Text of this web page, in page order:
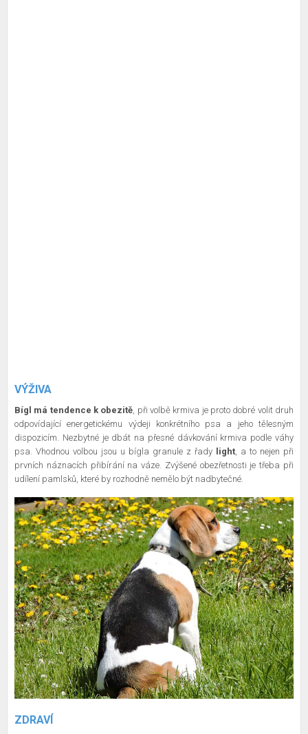
VÝŽIVA
Bígl má tendence k obezitě, při volbě krmiva je proto dobré volit druh
odpovídající energetickému výdeji konkrétního psa a jeho tělesným
dispozicím. Nezbytné je dbát na přesné dávkování krmiva podle váhy
psa. Vhodnou volbou jsou u bígla granule z řady
light, a to nejen při
prvních náznacích přibírání na váze. Zvýšené obezřetnosti je třeba při
udílení pamlsků, které by rozhodně nemělo být nadbytečné.
ZDRAVÍ